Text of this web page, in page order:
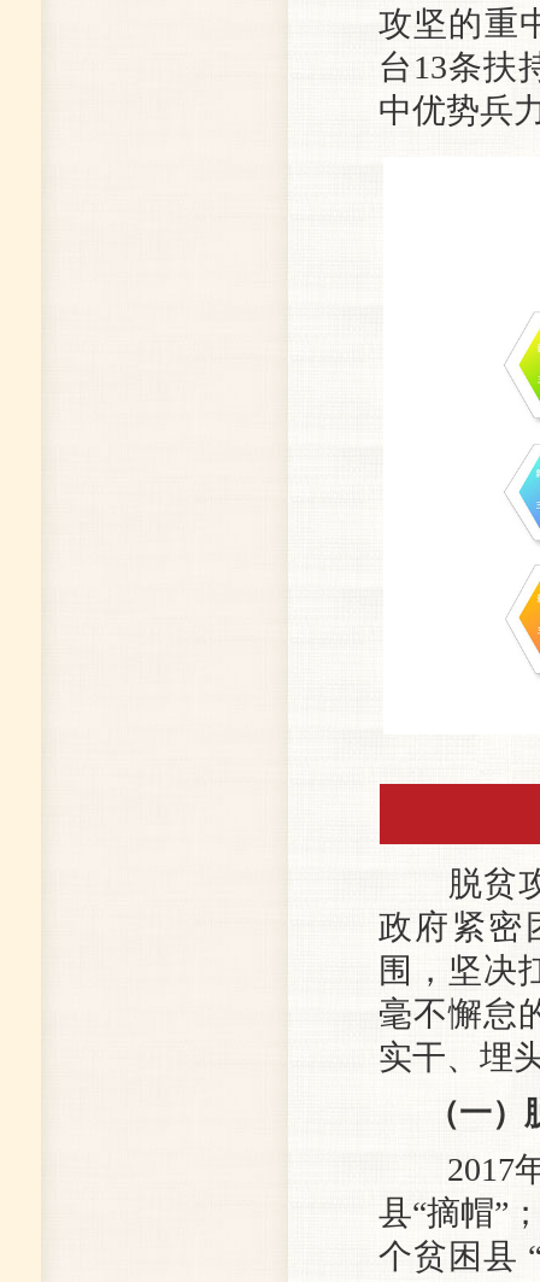
攻坚的重
台13条扶
中优势兵
脱贫攻
政府紧密
围，坚决
毫不懈怠
实干、埋
（一
2017年
县“摘帽”
个贫困县